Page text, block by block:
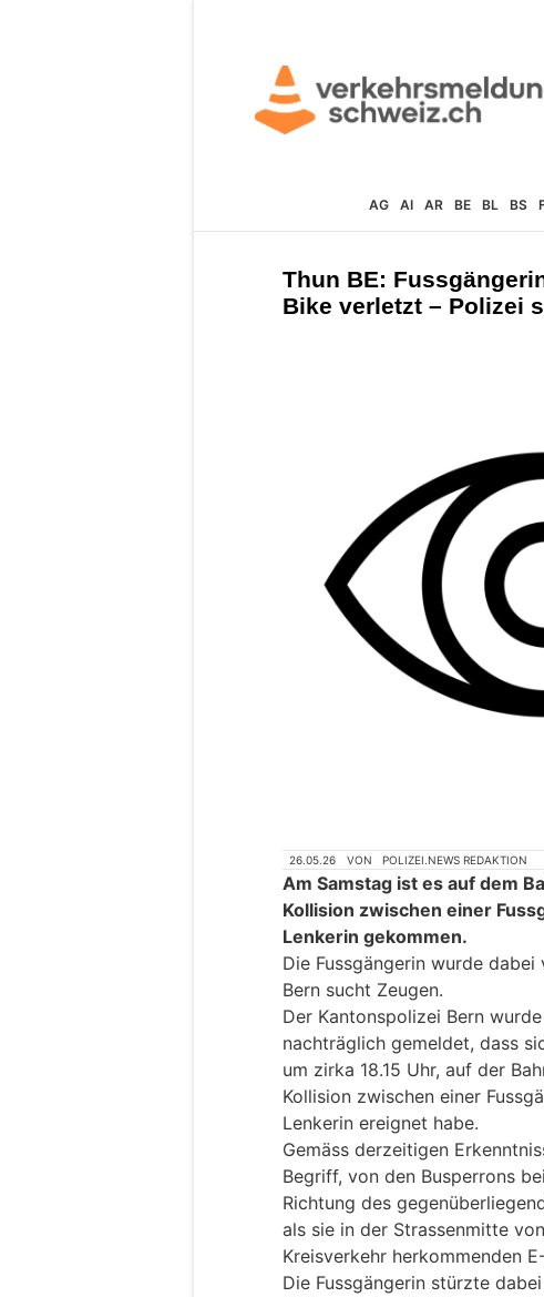
AG AI AR BE BL BS
Thun BE:
Bike verletzt – Polizei
26.05.26 VON POLIZEI.NEWS REDAKTION
Am Samstag ist es auf dem
Kollision zwischen einer
Lenkerin gekommen.
Die Fussgängerin wurde
Bern sucht Zeugen.
Der Kantonspolizei Bern
nachträglich gemeldet, dass
um zirka 18.15 Uhr, auf der
Kollision zwischen einer
Lenkerin ereignet habe.
Gemäss derzeitigen
Begriff, von den Busperrons
Richtung des
als sie in der Strassenmitte
Kreisverkehr herkommenden
Die Fussgängerin stürzte